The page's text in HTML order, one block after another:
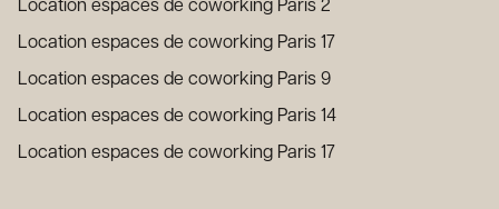
Location espaces de coworking Paris 2
Location espaces de coworking Paris 17
Location espaces de coworking Paris 9
Location espaces de coworking Paris 14
Location espaces de coworking Paris 17